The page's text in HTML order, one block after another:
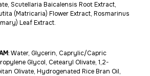
Scutellaria Baicalensis Root Extract,
(Matricaria) Flower Extract, Rosmarinus
Leaf Extract.
: Water, Glycerin, Caprylic/Capric
Glycol, Cetearyl Olivate, 1,2-
Olivate, Hydrogenated Rice Bran Oil,